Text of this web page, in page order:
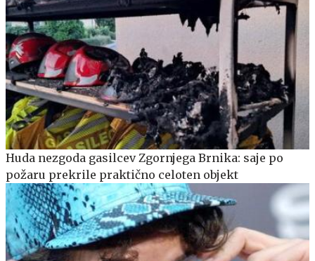
Huda nezgoda gasilcev Zgornjega Brnika: saje po
požaru prekrile praktično celoten objekt